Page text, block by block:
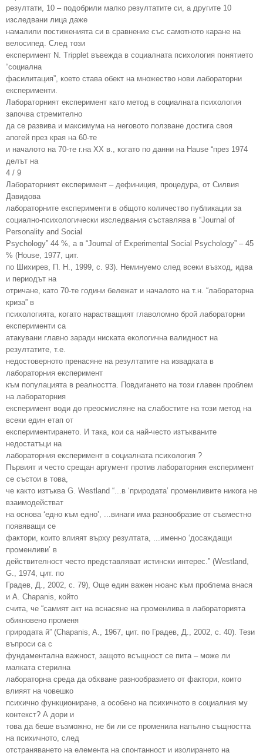
резултати, 10 – подобрили малко резултатите си, а другите 10
изследвани лица даже
намалили постиженията си в сравнение със самотното каране на
велосипед. След този
експеримент N. Tripplet въвежда в социалната психология понятието
“социална
фасилитация”, което става обект на множество нови лабораторни
експерименти.
Лабораторният експеримент като метод в социалната психология
започва стремително
да се развива и максимума на неговото ползване достига своя
апогей през края на 60-те
и началото на 70-те г.на XX в., когато по данни на Hause “през 1974
делът на
4 / 9
Лабораторният експеримент – дефиниция, процедура, от Силвия
Давидова
лабораторните експерименти в общото количество публикации за
социално-психологически изследвания съставлява в “Journal of
Personality and Social
Psychology” 44 %, a в “Journal of Experimental Social Psychology” – 45
% (House, 1977, цит.
по Шихирев, П. Н., 1999, с. 93). Неминуемо след всеки възход, идва
и периодът на
отричане, като 70-те години бележат и началото на т.н. “лабораторна
криза” в
психологията, когато нарастващият главоломно брой лабораторни
експерименти са
атакувани главно заради ниската екологична валидност на
резултатите, т.е.
недостоверното пренасяне на резултатите на извадката в
лабораторния експеримент
към популацията в реалността. Повдигането на този главен проблем
на лабораторния
експеримент води до преосмисляне на слабостите на този метод на
всеки един етап от
експериментирането. И така, кои са най-често изтъкваните
недостатъци на
лабораторния експеримент в социалната психология ?
Първият и често срещан аргумент против лабораторния експеримент
се състои в това,
че както изтъква G. Westland “...в ‘природата’ променливите никога не
взаимодействат
на основа ‘едно към едно’, ...винаги има разнообразие от съвместно
появяващи се
фактори, които влияят върху резултата, ...именно ‘досаждащи
променливи’ в
действителност често представляват истински интерес.” (Westland,
G., 1974, цит. по
Градев, Д., 2002, с. 79), Още един важен нюанс към проблема внася
и A. Chapanis, който
счита, че “самият акт на вснасяне на променлива в лабораторията
обикновено променя
природата й” (Chapanis, A., 1967, цит. по Градев, Д., 2002, с. 40). Тези
въпроси са с
фундаментална важност, защото всъщност се пита – може ли
малката стерилна
лабораторна среда да обхване разнообразието от фактори, които
влияят на човешко
психично функциониране, а особено на психичното в социалния му
контекст? А дори и
това да беше възможно, не би ли се променила напълно същността
на психичното, след
отстраняването на елемента на спонтанност и изолирането на